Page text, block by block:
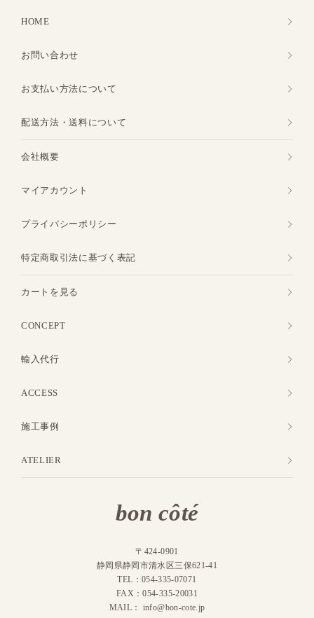
HOME
お問い合わせ
お支払い方法について
配送方法・送料について
会社概要
マイアカウント
プライバシーポリシー
特定商取引法に基づく表記
カートを見る
CONCEPT
輸入代行
ACCESS
施工事例
ATELIER
bon côté
〒424-0901
静岡県静岡市清水区三保621-41
TEL：054-335-07071
FAX：054-335-20031
MAIL： info@bon-cote.jp